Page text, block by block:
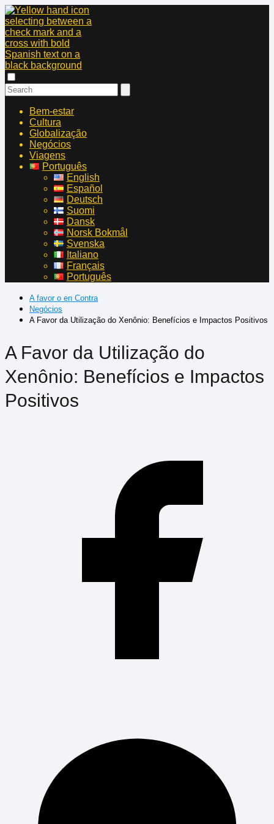
Bem-estar
Cultura
Globalização
Negócios
Viagens
Português
English
Español
Deutsch
Suomi
Dansk
Norsk Bokmål
Svenska
Italiano
Français
Português
A favor o en Contra
Negócios
A Favor da Utilização do Xenônio: Benefícios e Impactos Positivos
A Favor da Utilização do
Xenônio: Benefícios e Impactos
Positivos